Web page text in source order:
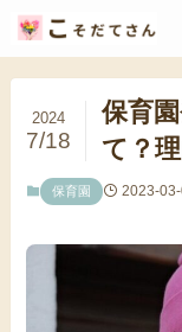
保育
て？
2024
7/18
保育園 2023-